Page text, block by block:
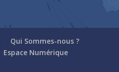
Qui Sommes-nous ?
Espace Numérique